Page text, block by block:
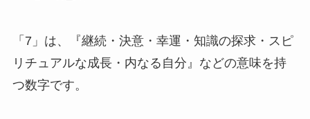
「7」は、『継続・決意・幸運・知識の探求・スピ
リチュアルな成長・内なる自分』などの意味を持
つ数字です。